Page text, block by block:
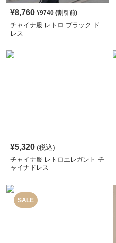
¥8,760 ¥9740(割引前)
チャイナ服 レトロ ブラック ド
レス
¥5,320 (税込)
チャイナ服 レトロエレガント チ
ャイナドレス
SALE